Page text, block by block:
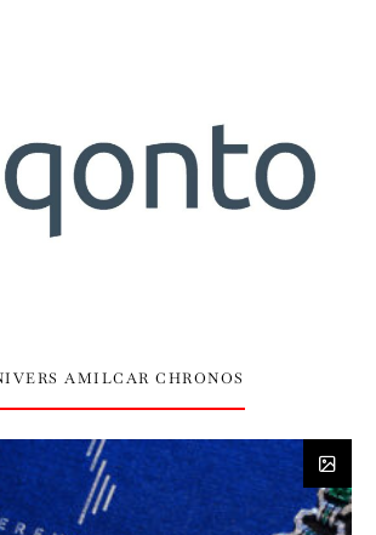
AMILCAR CHRONOS